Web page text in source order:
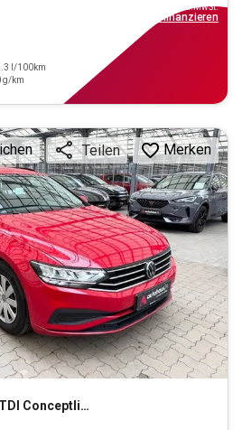
l/100km
g/km
inkl.MwSt.
finanzieren
(EURO 6d)
Teilen Merken